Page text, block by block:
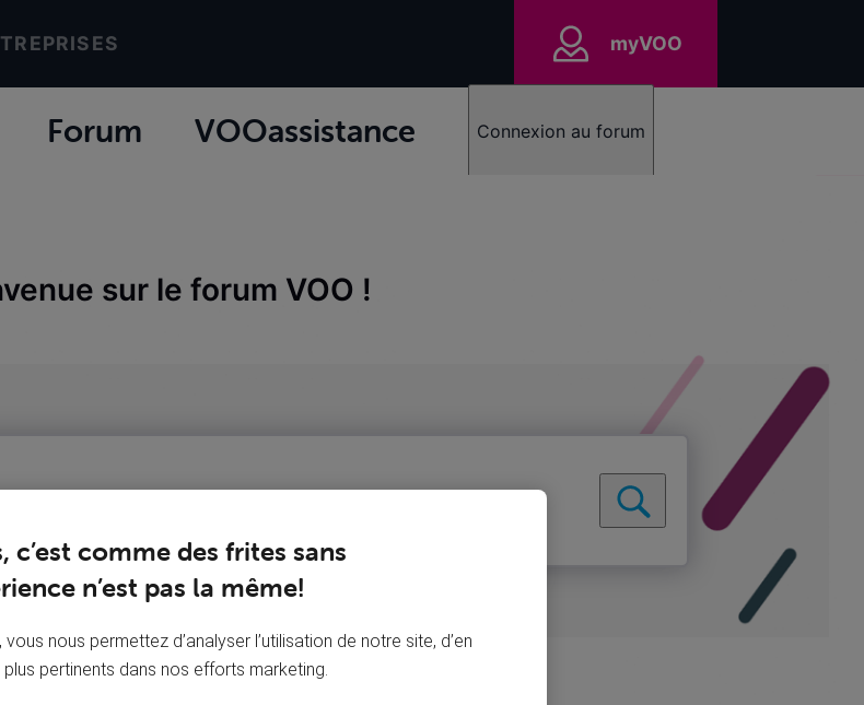
myVOO
Forum VOOassistance Connexion au forum
sur le forum VOO !
c’est comme des frites sans
n’est pas la même!
nous permettez d’analyser l’utilisation de notre site, d’en
pertinents dans nos efforts marketing.